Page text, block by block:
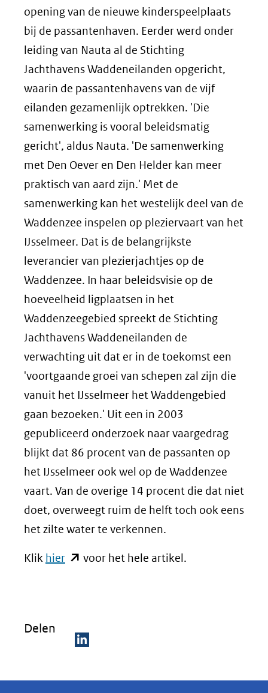
opening van de nieuwe kinderspeelplaats
bij de passantenhaven. Eerder werd onder
leiding van Nauta al de Stichting
Jachthavens Waddeneilanden opgericht,
waarin de passantenhavens van de vijf
eilanden gezamenlijk optrekken. 'Die
samenwerking is vooral beleidsmatig
gericht', aldus Nauta. 'De samenwerking
met Den Oever en Den Helder kan meer
praktisch van aard zijn.' Met de
samenwerking kan het westelijk deel van de
Waddenzee inspelen op pleziervaart van het
IJsselmeer. Dat is de belangrijkste
leverancier van plezierjachtjes op de
Waddenzee. In haar beleidsvisie op de
hoeveelheid ligplaatsen in het
Waddenzeegebied spreekt de Stichting
Jachthavens Waddeneilanden de
verwachting uit dat er in de toekomst een
'voortgaande groei van schepen zal zijn die
vanuit het IJsselmeer het Waddengebied
gaan bezoeken.' Uit een in 2003
gepubliceerd onderzoek naar vaargedrag
blijkt dat 86 procent van de passanten op
het IJsselmeer ook wel op de Waddenzee
vaart. Van de overige 14 procent die dat niet
doet, overweegt ruim de helft toch ook eens
het zilte water te verkennen.
Klik hier(opent
(verwijst
voor het hele artikel.
Delen
e